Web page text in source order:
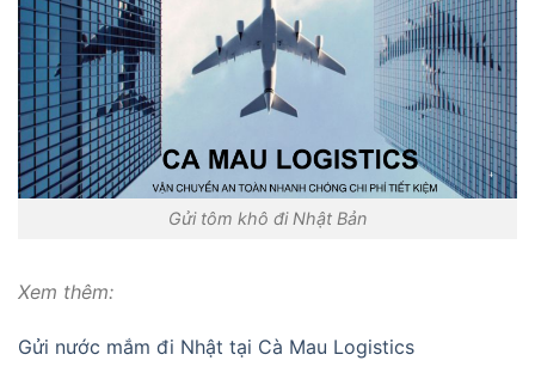
Gửi tôm khô đi Nhật Bản
Xem thêm:
Gửi nước mắm đi Nhật tại Cà Mau Logistics